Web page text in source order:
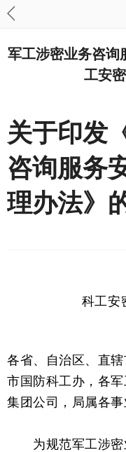
军工涉密业务咨询
工安
关于印发
咨询服务
理办法》
科工安
各省、自治区、直
市国防科工办，各
集团公司，局属各事
为规范军工涉密